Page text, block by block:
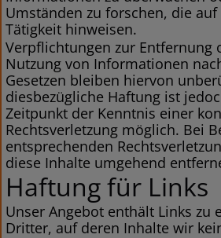
Umständen zu forschen, die
Tätigkeit hinweisen.
Verpflichtungen zur Entfernung
Nutzung von Informationen
Gesetzen bleiben hiervon
diesbezügliche Haftung ist
Zeitpunkt der Kenntnis einer
Rechtsverletzung möglich. Bei
entsprechenden
diese Inhalte umgehend
Haftung für Links
Unser Angebot enthält Links zu
Dritter, auf deren Inhalte wir